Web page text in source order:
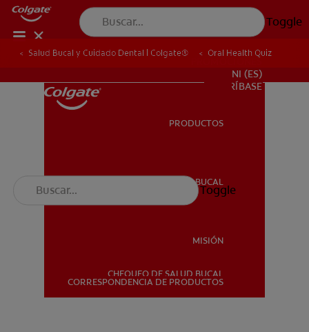
Toggle
SALUD BUCAL
PROMOCIONES
NI (ES)
SUSCRÍBASE
PRODUCTOS
SALUD BUCAL
MISIÓN
CHEQUEO DE SALUD BUCAL
CORRESPONDENCIA DE PRODUCTOS
Toggle
Salud Bucal y Cuidado Dental | Colgate® Oral Health Quiz